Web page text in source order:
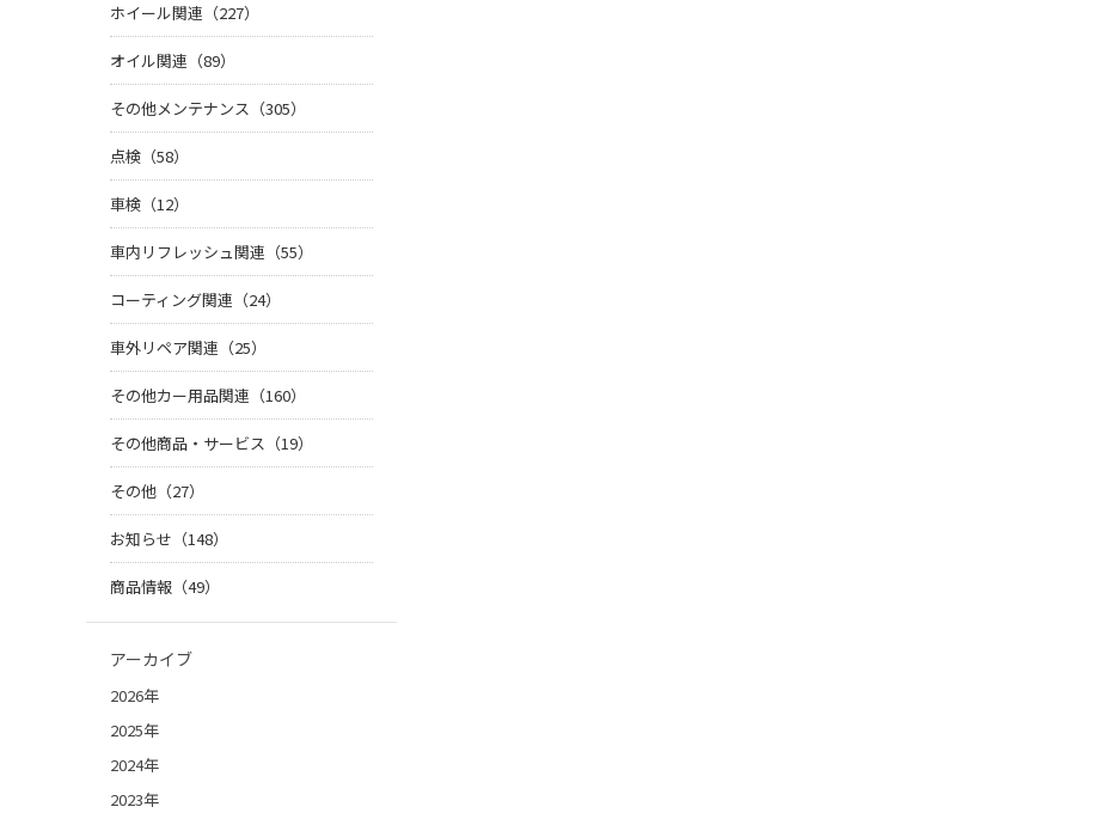
ホイール関連（227）
オイル関連（89）
その他メンテナンス（305）
点検（58）
車検（12）
車内リフレッシュ関連（55）
コーティング関連（24）
車外リペア関連（25）
その他カー用品関連（160）
その他商品・サービス（19）
その他（27）
お知らせ（148）
商品情報（49）
アーカイブ
2026年
2025年
2024年
2023年